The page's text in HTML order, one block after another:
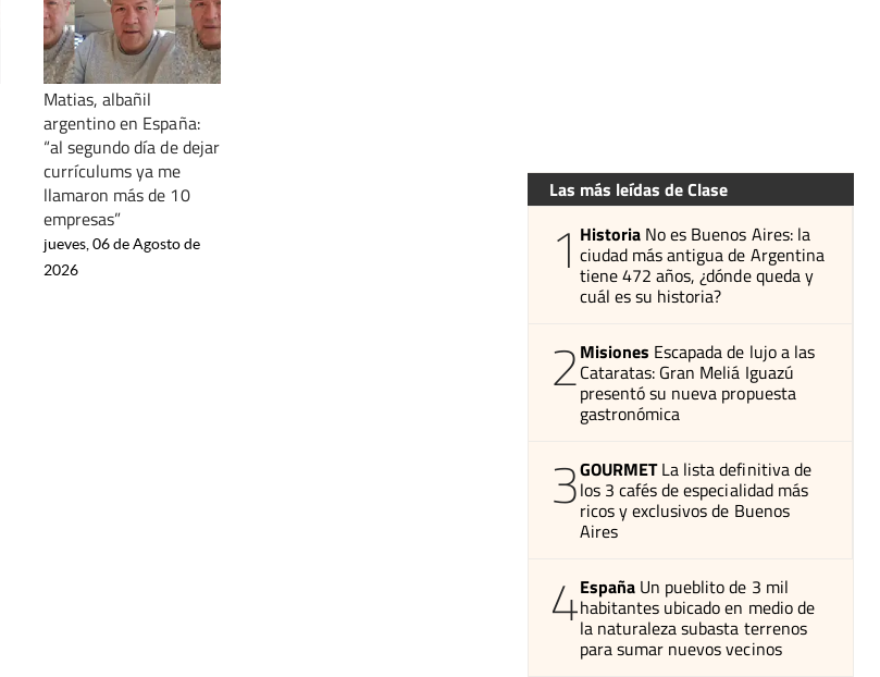
Matias, albañil
argentino en España:
“al segundo día de dejar
currículums ya me
llamaron más de 10
empresas”
jueves, 06 de Agosto de
2026
Las más leídas de Clase
1 Historia No es Buenos Aires: la
ciudad más antigua de Argentina
tiene 472 años, ¿dónde queda y
cuál es su historia?
2Misiones Escapada de lujo a las
Cataratas: Gran Meliá Iguazú
presentó su nueva propuesta
gastronómica
3GOURMET La lista definitiva de
los 3 cafés de especialidad más
ricos y exclusivos de Buenos
Aires
4España Un pueblito de 3 mil
habitantes ubicado en medio de
la naturaleza subasta terrenos
para sumar nuevos vecinos